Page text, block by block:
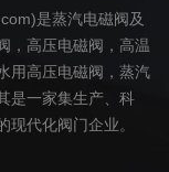
是蒸汽电磁阀及
，高压电磁阀，高温
用高压电磁阀，蒸汽
是一家集生产、科
代化阀门企业。